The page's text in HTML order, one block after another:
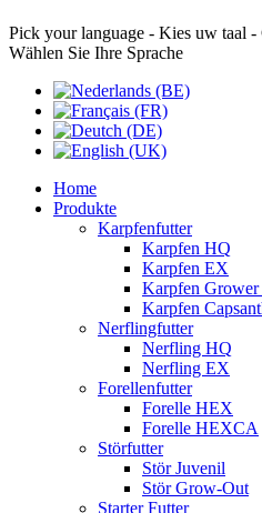
Pick your language - Kies uw taal -
Wählen Sie Ihre Sprache
Home
Produkte
Karpfenfutter
Karpfen HQ
Karpfen EX
Karpfen
Karpfen
Nerflingfutter
Nerfling HQ
Nerfling EX
Forellenfutter
Forelle HEX
Forelle HEXCA
Störfutter
Stör Juvenil
Stör Grow-Out
Starter Futter